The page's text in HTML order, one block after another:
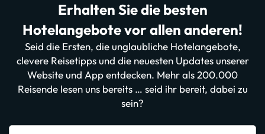
Erhalten Sie die besten
Hotelangebote vor allen anderen!
Seid die Ersten, die unglaubliche Hotelangebote,
clevere Reisetipps und die neuesten Updates unserer
Website und App entdecken. Mehr als 200.000
Reisende lesen uns bereits … seid ihr bereit, dabei zu
sein?